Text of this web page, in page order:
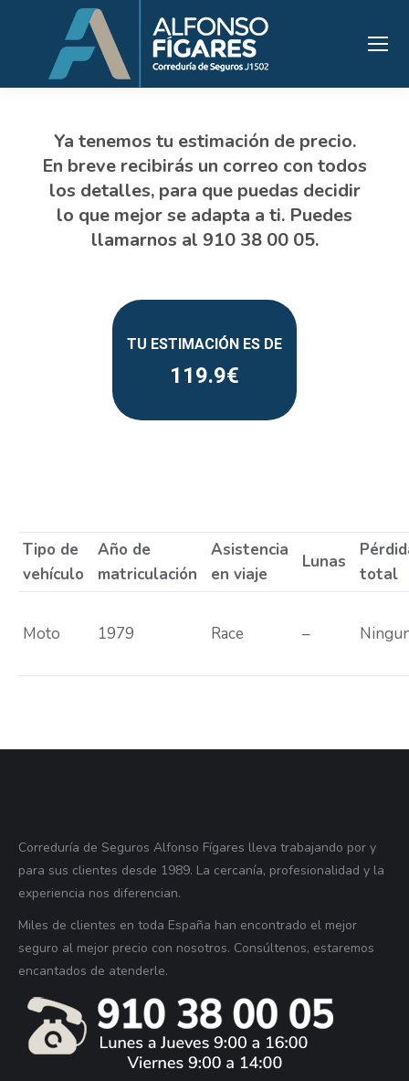
119.9
Tipo de
vehículo
Año de
matriculación
Asistencia
en viaje
Lunas
total
Moto 1979 Race –
Correduría de Seguros Alfonso Fígares lleva trabajando por y
para sus clientes desde 1989. La cercanía, profesionalidad y la
experiencia nos diferencian.
Miles de clientes en toda España han encontrado el mejor
seguro al mejor precio con nosotros. Consúltenos, estaremos
encantados de atenderle.